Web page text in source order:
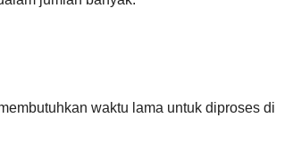
waktu lama untuk diproses di